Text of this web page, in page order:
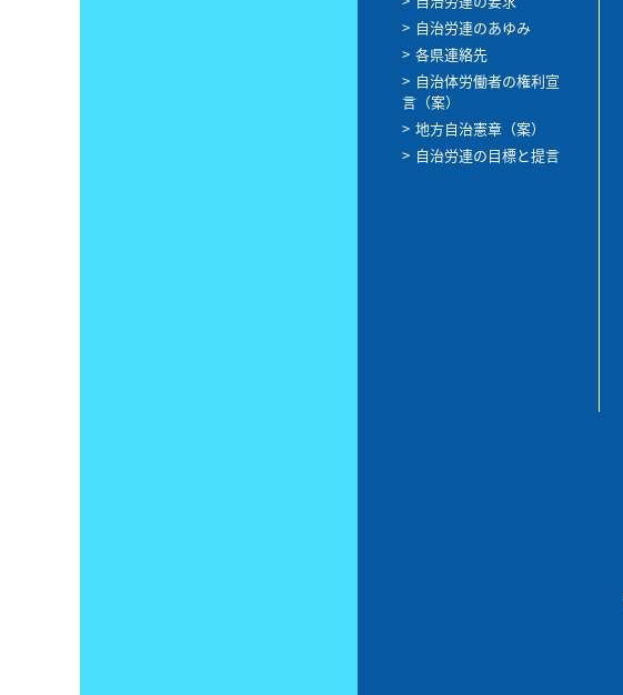
自治労連のあゆみ
各県連絡先
自治体労働者の権利宣
言（案）
地方自治憲章（案）
自治労連の目標と提言